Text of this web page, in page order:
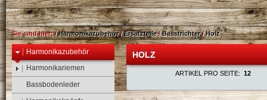
Sie sind hier:/Harmonikazubehör/Ersatzteile/Basstrichter/Holz
Harmonikazubehör
Harmonikariemen
Bassbodenleder
HOLZ
ARTIKEL PRO SEITE: 12